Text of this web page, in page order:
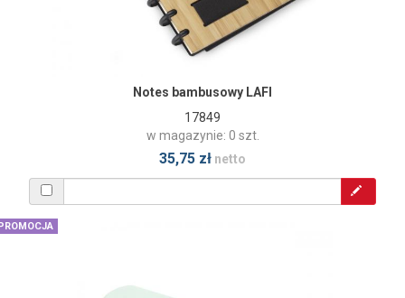
Notes bambusowy LAFI
17849
w magazynie: 0 szt.
35,75 zł netto